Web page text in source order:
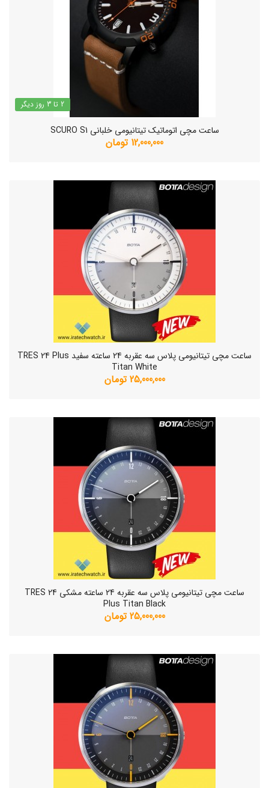
2 تا 3 روز دیگر
ساعت مچی اتوماتیک تیتانیومی خلبانی SCURO S1
12,000,000 تومان
ساعت مچی تیتانیومی پلاس سه عقربه 24 ساعته سفید TRES 24 Plus
Titan White
25,000,000 تومان
ساعت مچی تیتانیومی پلاس سه عقربه 24 ساعته مشکی TRES 24
Plus Titan Black
25,000,000 تومان